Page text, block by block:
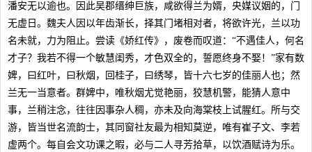
潘安无以逾也。因此吴郡缙绅巨族，咸欲得兰为婿，央媒议姻的，门
无虚日。魏夫人因以年齿渐长，择其门堵相对者，将欲许光，兰以功
名未就，力为阻止。尝读《娇红传》，废卷而叹道：“不遇佳人，何名
才子？我若不得一个敏慧闺秀，才色双全的，誓愿终身不娶！”家有数
婢，曰红叶，曰秋烟，回桂子，曰绣琴，皆十六七岁的佳丽人也；然
兰无一当意者。群婢中，唯秋烟尤觉艳丽，狡慧机警，能猜人意中
事，兰稍注念，往往因事杂人稠，亦未及向海棠枝上试腥红。所与交
游，皆当世名流韵士，其同窗社友最为相知莫逆，唯有崔子文、李若
虚两个。每自会文功课之暇，必与二人寻芳拾草，以饮酒赋诗为乐。